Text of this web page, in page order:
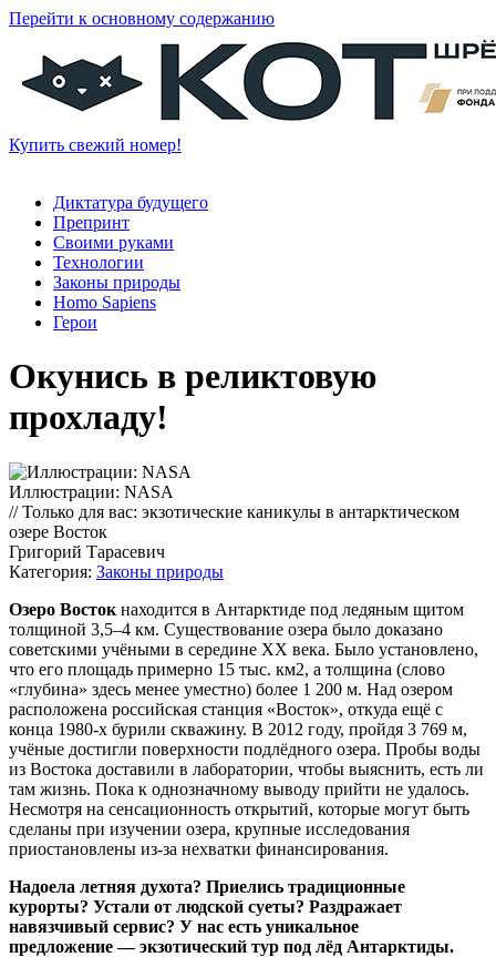
Перейти к основному содержанию
Купить свежий номер!
Диктатура будущего
Препринт
Своими руками
Технологии
Законы природы
Homo Sapiens
Герои
Окунись в реликтовую
прохладу!
Иллюстрации: NASA
// Только для вас: экзотические каникулы в антарктическом
озере Восток
Григорий Тарасевич
Категория: Законы природы
Озеро Восток находится в Антарктиде под ледяным щитом
толщиной 3,5–4 км. Существование озера было доказано
советскими учёными в середине XX века. Было установлено,
что его площадь примерно 15 тыс. км2, а толщина (слово
«глубина» здесь менее уместно) более 1 200 м. Над озером
расположена российская станция «Восток», откуда ещё с
конца 1980-х бурили скважину. В 2012 году, пройдя 3 769 м,
учёные достигли поверхности подлёдного озера. Пробы воды
из Востока доставили в лаборатории, чтобы выяснить, есть ли
там жизнь. Пока к однозначному выводу прийти не удалось.
Несмотря на сенсационность открытий, которые могут быть
сделаны при изучении озера, крупные исследования
приостановлены из-за нехватки финансирования.
Надоела летняя духота? Приелись традиционные
курорты? Устали от людской суеты? Раздражает
навязчивый сервис? У нас есть уникальное
предложение — экзотический тур под лёд Антарктиды.